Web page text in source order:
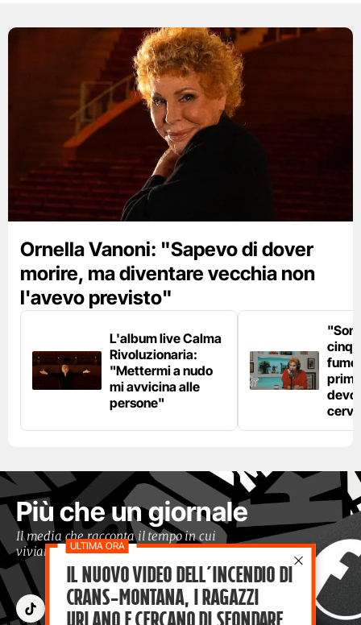
Ornella Vanoni: "Sapevo di dover
morire, ma diventare vecchia non
l'avevo previsto"
L'album live Calma
Rivoluzionaria:
"Mettermi a nudo
mi avvicina alle
persone"
fumo
devo
Più che un giornale
Il media che racconta il tempo in cui
viviamo con occhi moderni
Il nuovo video dell’incendio di
Crans-Montana, i ragazzi